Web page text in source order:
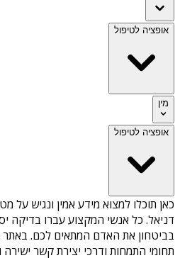
אופציה לטיפול
מין
אופציה לטיפול
כאן תוכלו למצוא מידע אמין ונגיש על
דניאל. כל אנשי המקצוע עברו בדיקה
בביטחון את האדם המתאים לכם. באתר
תחומי התמחות ודרכי יצירת קשר